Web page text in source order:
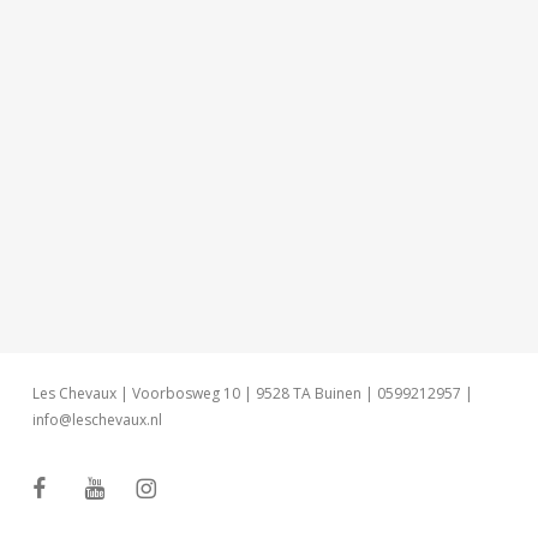
Les Chevaux | Voorbosweg 10 | 9528 TA Buinen | 0599212957 |
info@leschevaux.nl